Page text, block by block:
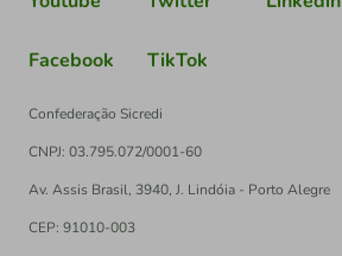
Facebook TikTok
Confederação Sicredi
CNPJ: 03.795.072/0001-60
Av. Assis Brasil, 3940, J. Lindóia - Porto Alegre
CEP: 91010-003